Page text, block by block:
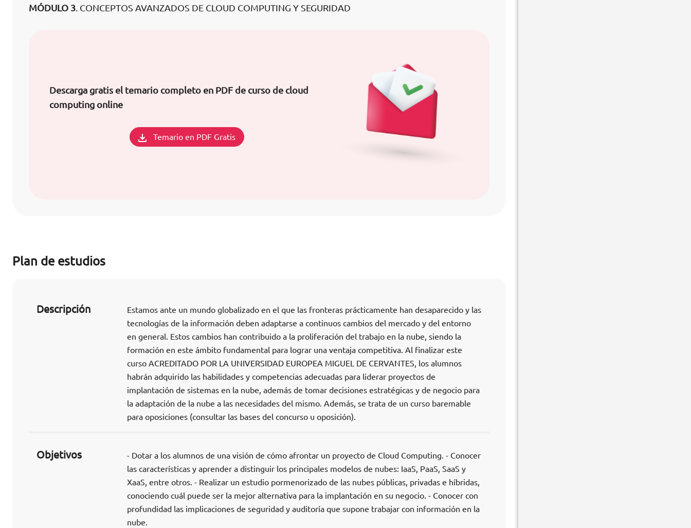
MÓDULO 3. CONCEPTOS AVANZADOS DE CLOUD COMPUTING Y SEGURIDAD
Descarga gratis el temario completo en PDF de curso de cloud
computing online
Temario en PDF Gratis
Plan de estudios
Descripción
Estamos ante un mundo globalizado en el que las fronteras prácticamente han desaparecido y las
tecnologías de la información deben adaptarse a continuos cambios del mercado y del entorno
en general. Estos cambios han contribuido a la proliferación del trabajo en la nube, siendo la
formación en este ámbito fundamental para lograr una ventaja competitiva. Al finalizar este
curso ACREDITADO POR LA UNIVERSIDAD EUROPEA MIGUEL DE CERVANTES, los alumnos
habrán adquirido las habilidades y competencias adecuadas para liderar proyectos de
implantación de sistemas en la nube, además de tomar decisiones estratégicas y de negocio para
la adaptación de la nube a las necesidades del mismo. Además, se trata de un curso baremable
para oposiciones (consultar las bases del concurso u oposición).
Objetivos
- Dotar a los alumnos de una visión de cómo afrontar un proyecto de Cloud Computing. - Conocer
las características y aprender a distinguir los principales modelos de nubes: IaaS, PaaS, SaaS y
XaaS, entre otros. - Realizar un estudio pormenorizado de las nubes públicas, privadas e híbridas,
conociendo cuál puede ser la mejor alternativa para la implantación en su negocio. - Conocer con
profundidad las implicaciones de seguridad y auditoría que supone trabajar con información en la
nube.